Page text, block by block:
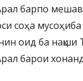
барпо
соҳа
оид ба
барои